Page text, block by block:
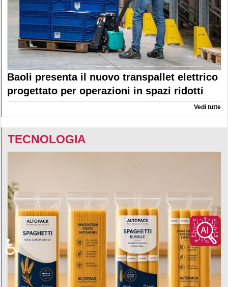
Baoli presenta il nuovo transpallet elettrico
progettato per operazioni in spazi ridotti
Vedi tutte
TECNOLOGIA